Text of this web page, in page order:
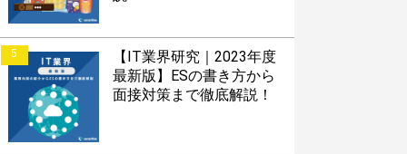
5
【IT業界研究｜2023年度
最新版】ESの書き方から
面接対策まで徹底解説！